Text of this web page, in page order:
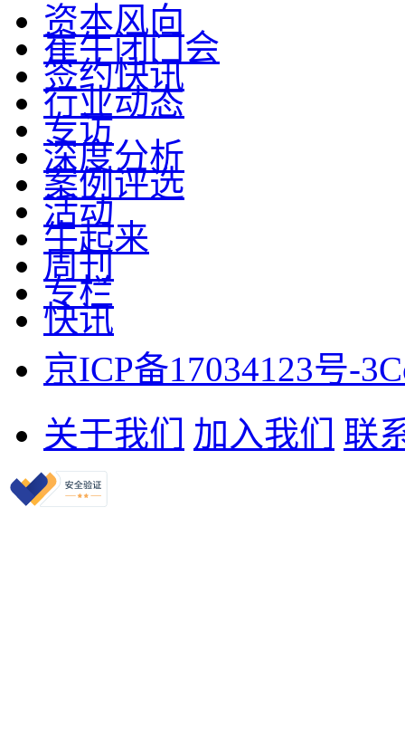
资本风向
崔牛闭门会
签约快讯
行业动态
专访
深度分析
案例评选
活动
牛起来
周刊
专栏
快讯
京ICP备17034123号-3
关于我们
加入我们 联